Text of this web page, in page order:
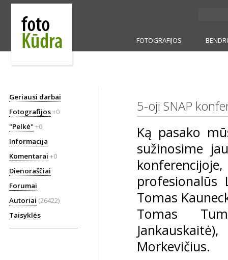
FOTOGRAFIJOS
Geriausi darbai
Fotografijos+0
"Pelkė" +0
Informacija
Komentarai +0
Dienoraščiai
Forumai
Autoriai (26422)
Taisyklės
5-oji SNAP
Ką pasako
sužinosime
profesionalūs
Tomas
Tomas
Morkevičius.